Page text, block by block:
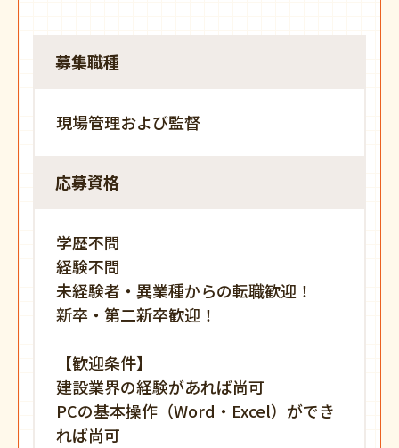
募集職種
現場管理および監督
応募資格
学歴不問
経験不問
未経験者・異業種からの転職歓迎！
新卒・第二新卒歓迎！
【歓迎条件】
建設業界の経験があれば尚可
PCの基本操作（Word・Excel）ができ
れば尚可